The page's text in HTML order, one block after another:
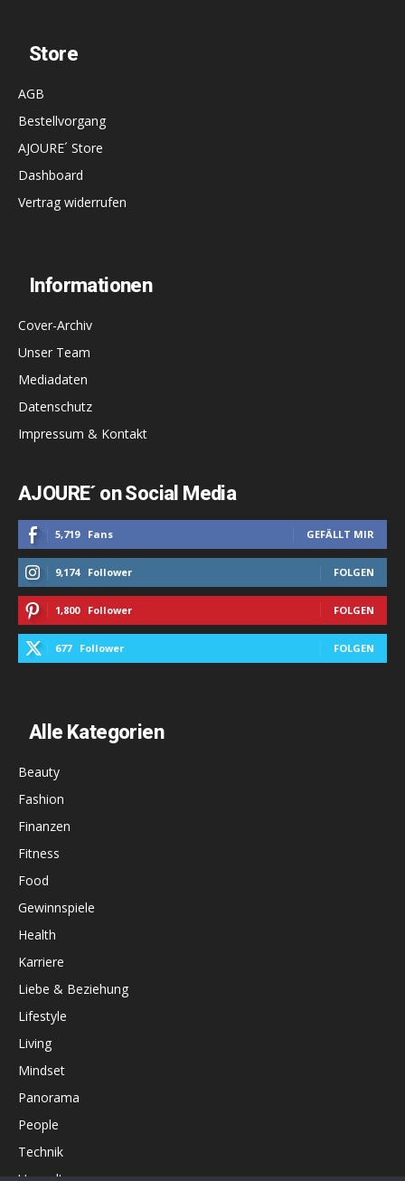
Store
AGB
Bestellvorgang
AJOURE´ Store
Dashboard
Vertrag widerrufen
Informationen
Cover-Archiv
Unser Team
Mediadaten
Datenschutz
Impressum & Kontakt
AJOURE´ on Social Media
5,719 Fans GEFÄLLT MIR
9,174 Follower FOLGEN
1,800 Follower FOLGEN
677 Follower FOLGEN
Alle Kategorien
Beauty
Fashion
Finanzen
Fitness
Food
Gewinnspiele
Health
Karriere
Liebe & Beziehung
Lifestyle
Living
Mindset
Panorama
People
Technik